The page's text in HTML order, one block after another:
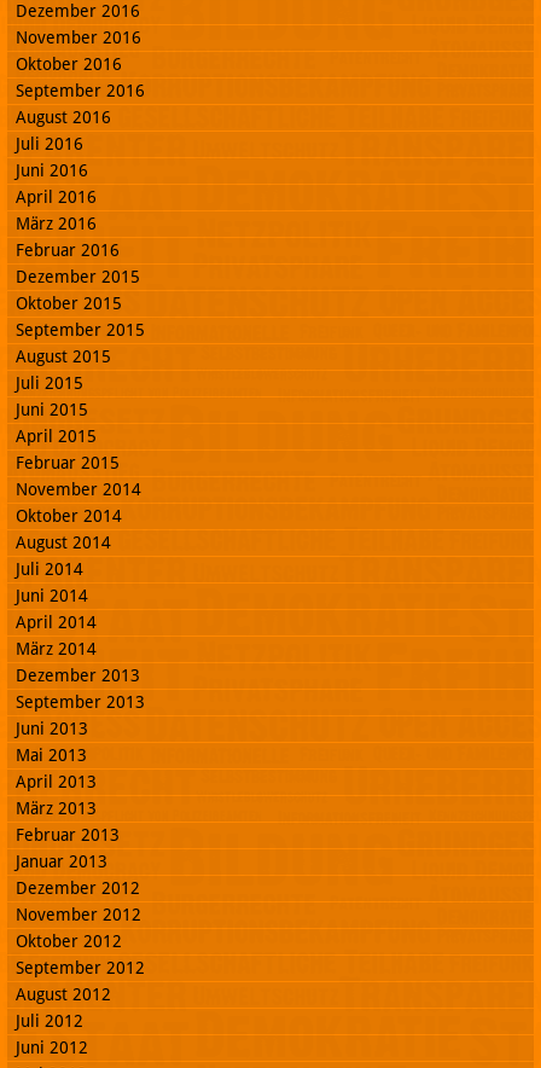
Dezember 2016
November 2016
Oktober 2016
September 2016
August 2016
Juli 2016
Juni 2016
April 2016
März 2016
Februar 2016
Dezember 2015
Oktober 2015
September 2015
August 2015
Juli 2015
Juni 2015
April 2015
Februar 2015
November 2014
Oktober 2014
August 2014
Juli 2014
Juni 2014
April 2014
März 2014
Dezember 2013
September 2013
Juni 2013
Mai 2013
April 2013
März 2013
Februar 2013
Januar 2013
Dezember 2012
November 2012
Oktober 2012
September 2012
August 2012
Juli 2012
Juni 2012